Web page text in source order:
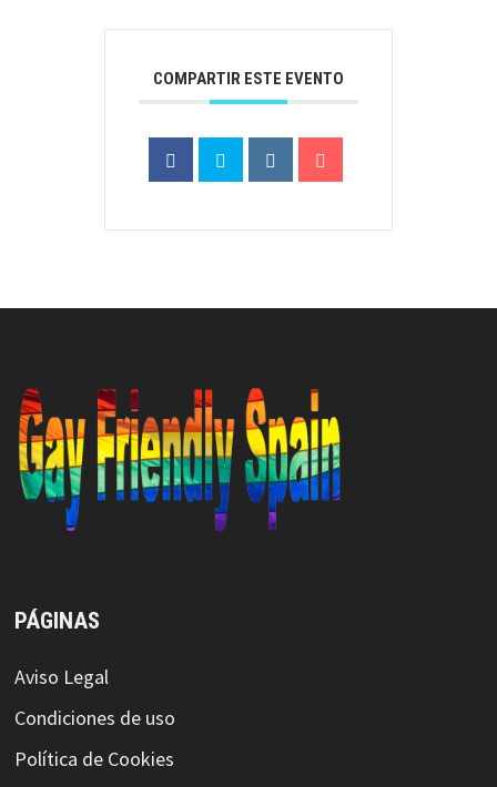
COMPARTIR ESTE EVENTO
PÁGINAS
Aviso Legal
Condiciones de uso
Política de Cookies